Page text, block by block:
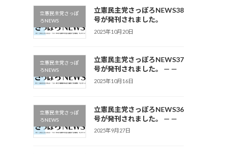
立憲民主党さっぽ
ろNEWS
立憲民主党さっぽろNEWS38
号が発刊されました。
2025年10月20日
立憲民主党さっぽ
ろNEWS
立憲民主党さっぽろNEWS37
号が発刊されました。 — —
2025年10月16日
立憲民主党さっぽ
ろNEWS
立憲民主党さっぽろNEWS36
号が発刊されました。 — —
2025年9月27日